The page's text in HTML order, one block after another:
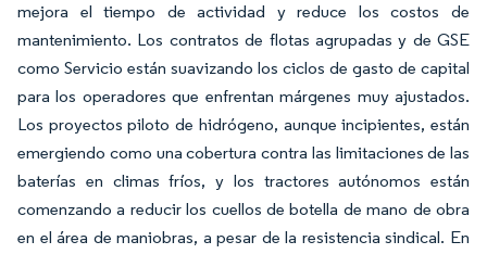
mejora el tiempo de actividad y reduce los costos de
mantenimiento. Los contratos de flotas agrupadas y de GSE
como Servicio están suavizando los ciclos de gasto de capital
para los operadores que enfrentan márgenes muy ajustados.
Los proyectos piloto de hidrógeno, aunque incipientes, están
emergiendo como una cobertura contra las limitaciones de las
baterías en climas fríos, y los tractores autónomos están
comenzando a reducir los cuellos de botella de mano de obra
en el área de maniobras, a pesar de la resistencia sindical. En